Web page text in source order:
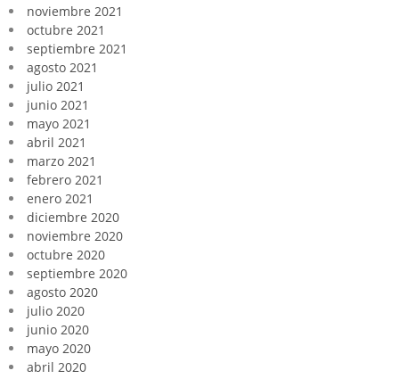
noviembre 2021
octubre 2021
septiembre 2021
agosto 2021
julio 2021
junio 2021
mayo 2021
abril 2021
marzo 2021
febrero 2021
enero 2021
diciembre 2020
noviembre 2020
octubre 2020
septiembre 2020
agosto 2020
julio 2020
junio 2020
mayo 2020
abril 2020